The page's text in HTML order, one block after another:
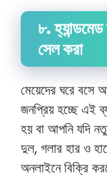
৮.
সেল করা
মেয়েদের ঘরে
জনপ্রিয় হচ্ছে এই
হয় বা আপনি যদি
দুল, গলার হার ও
অনলাইনে বিক্রি